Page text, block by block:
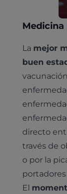
La mejor
buen
directo
través de
o por la
El